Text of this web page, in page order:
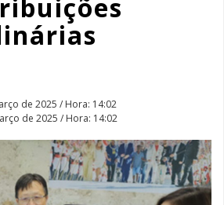
de 2025 / Hora: 14:02
de 2025 / Hora: 14:02